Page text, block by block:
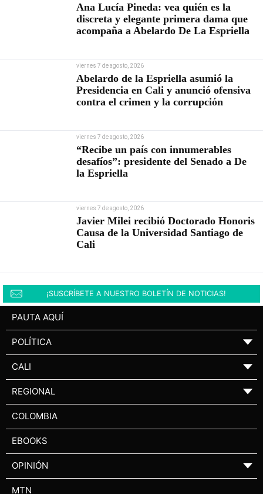
Ana Lucía Pineda: vea quién es la
discreta y elegante primera dama que
acompaña a Abelardo De La Espriella
viernes 7 de agosto, 2026
Abelardo de la Espriella asumió la
Presidencia en Cali y anunció ofensiva
contra el crimen y la corrupción
viernes 7 de agosto, 2026
“Recibe un país con innumerables
desafíos”: presidente del Senado a De
la Espriella
viernes 7 de agosto, 2026
Javier Milei recibió Doctorado Honoris
Causa de la Universidad Santiago de
Cali
¡SUSCRÍBETE A NUESTRO BOLETÍN DE NOTICIAS!
PAUTA AQUÍ
POLÍTICA ▼
CALI ▼
REGIONAL ▼
COLOMBIA
EBOOKS
OPINIÓN ▼
MTN